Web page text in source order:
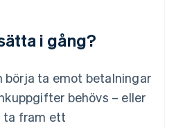
i gång?
börja ta emot betalningar
behövs – eller
ta fram ett